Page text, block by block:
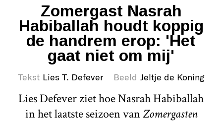
Zomergast Nasrah
Habiballah houdt koppig
de handrem erop: 'Het
gaat niet om mij'
Tekst Lies T. Defever Beeld Jeltje de Koning
Lies Defever ziet hoe Nasrah Habiballah
in het laatste seizoen vanZomergasten